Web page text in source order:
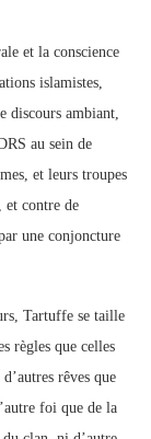
et la conscience
islamistes,
discours ambiant,
au sein de
et leurs troupes
et contre de
une conjoncture
Tartuffe se taille
règles que celles
rêves que
foi que de la